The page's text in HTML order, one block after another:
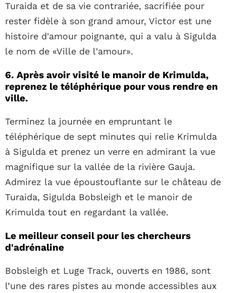
Turaida et de sa vie contrariée, sacrifiée pour
rester fidèle à son grand amour, Victor est une
histoire d'amour poignante, qui a valu à Sigulda
le nom de «Ville de l'amour».
6. Après avoir visité le manoir de Krimulda,
reprenez le téléphérique pour vous rendre en
ville.
Terminez la journée en empruntant le
téléphérique de sept minutes qui relie Krimulda
à Sigulda et prenez un verre en admirant la vue
magnifique sur la vallée de la rivière Gauja.
Admirez la vue époustouflante sur le château de
Turaida, Sigulda Bobsleigh et le manoir de
Krimulda tout en regardant la vallée.
Le meilleur conseil pour les chercheurs
d'adrénaline
Bobsleigh et Luge Track, ouverts en 1986, sont
l’une des rares pistes au monde accessibles aux